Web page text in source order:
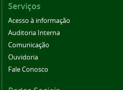
Serviços
Acesso à informação
Auditoria Interna
Comunicação
Ouvidoria
Fale Conosco